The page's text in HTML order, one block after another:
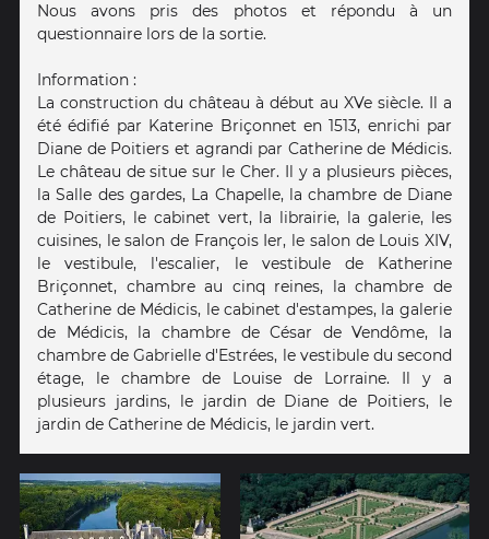
Nous avons pris des photos et répondu à un
questionnaire lors de la sortie.
Information :
La construction du château à début au XVe siècle. Il a
été édifié par Katerine Briçonnet en 1513, enrichi par
Diane de Poitiers et agrandi par Catherine de Médicis.
Le château de situe sur le Cher. Il y a plusieurs pièces,
la Salle des gardes, La Chapelle, la chambre de Diane
de Poitiers, le cabinet vert, la librairie, la galerie, les
cuisines, le salon de François Ier, le salon de Louis XIV,
le vestibule, l'escalier, le vestibule de Katherine
Briçonnet, chambre au cinq reines, la chambre de
Catherine de Médicis, le cabinet d'estampes, la galerie
de Médicis, la chambre de César de Vendôme, la
chambre de Gabrielle d'Estrées, le vestibule du second
étage, le chambre de Louise de Lorraine. Il y a
plusieurs jardins, le jardin de Diane de Poitiers, le
jardin de Catherine de Médicis, le jardin vert.